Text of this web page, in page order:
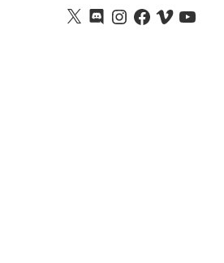
X DiscordInstagram
Facebook
VimeoYouTube